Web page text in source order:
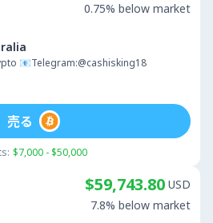
📧Telegram:@cashisking18
0.75% below market
$7,000 - $50,000
売る
$59,743.80 USD
7.8% below market